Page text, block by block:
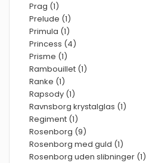
Prag (1)
Prelude (1)
Primula (1)
Princess (4)
Prisme (1)
Rambouillet (1)
Ranke (1)
Rapsody (1)
Ravnsborg krystalglas (1)
Regiment (1)
Rosenborg (9)
Rosenborg med guld (1)
Rosenborg uden slibninger (1)